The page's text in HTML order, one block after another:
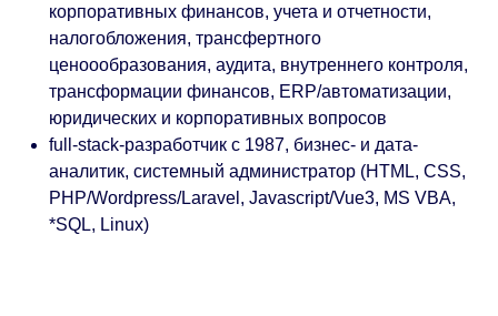
корпоративных финансов, учета и отчетности,
налогобложения, трансфертного
ценоообразования, аудита, внутреннего контроля,
трансформации финансов, ERP/автоматизации,
юридических и корпоративных вопросов
full-stack-разработчик с 1987, бизнес- и дата-
аналитик, системный администратор (HTML, CSS,
PHP/Wordpress/Laravel, Javascript/Vue3, MS VBA,
*SQL, Linux)